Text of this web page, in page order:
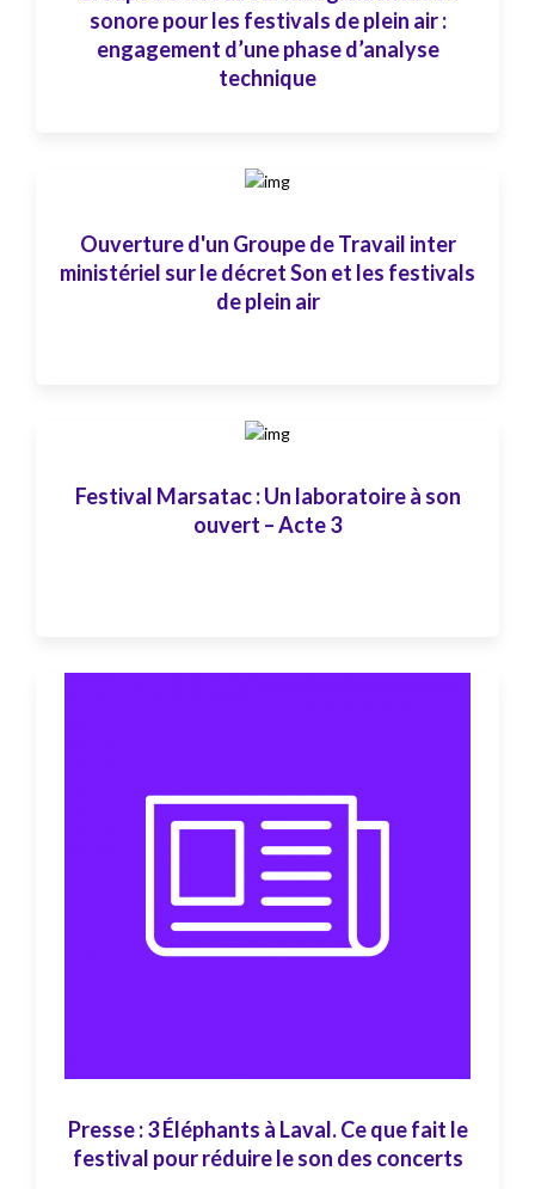
sonore pour les festivals de plein air :
engagement d’une phase d’analyse
technique
Ouverture d'un Groupe de Travail inter
ministériel sur le décret Son et les festivals
de plein air
Festival Marsatac : Un laboratoire à son
ouvert – Acte 3
Presse : 3 Éléphants à Laval. Ce que fait le
festival pour réduire le son des concerts